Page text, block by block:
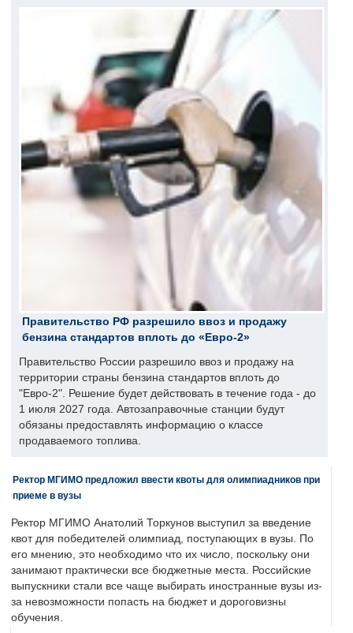
Правительство РФ разрешило ввоз и продажу
бензина стандартов вплоть до «Евро-2»
Правительство России разрешило ввоз и продажу на
территории страны бензина стандартов вплоть до
"Евро-2". Решение будет действовать в течение года - до
1 июля 2027 года. Автозаправочные станции будут
обязаны предоставлять информацию о классе
продаваемого топлива.
Ректор МГИМО предложил ввести квоты для олимпиадников при
приеме в вузы
Ректор МГИМО Анатолий Торкунов выступил за введение
квот для победителей олимпиад, поступающих в вузы. По
его мнению, это необходимо что их число, поскольку они
занимают практически все бюджетные места. Российские
выпускники стали все чаще выбирать иностранные вузы из-
за невозможности попасть на бюджет и дороговизны
обучения.